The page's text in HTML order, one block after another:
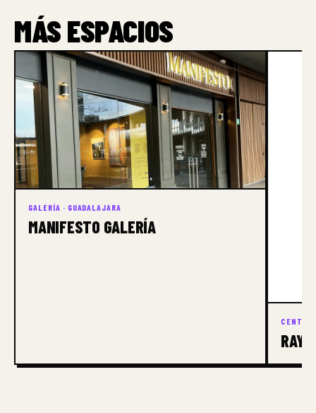
MÁS ESPACIOS
GALERÍA · GUADALAJARA
MANIFESTO GALERÍA
CENTRO